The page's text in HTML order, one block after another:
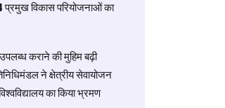
विकास परियोजनाओं का
कराने की मुहिम बढ़ी
ने क्षेत्रीय सेवायोजन
का किया भ्रमण